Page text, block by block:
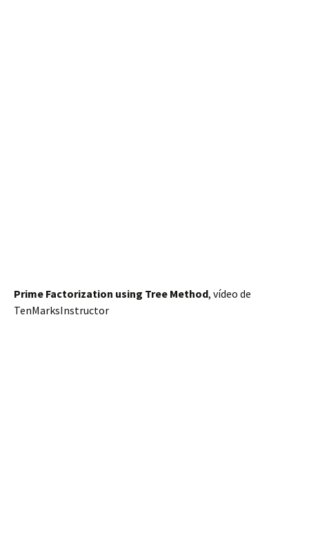
Prime Factorization using Tree Method, vídeo de
TenMarksInstructor